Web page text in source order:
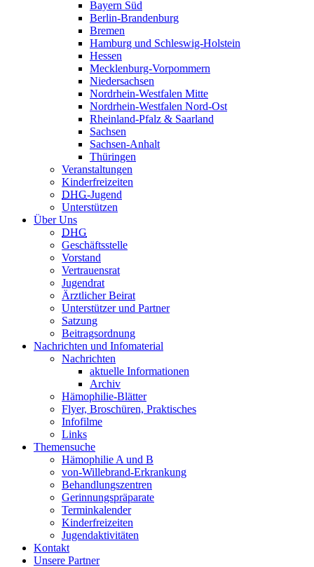
Bayern Süd
Berlin-Brandenburg
Bremen
Hamburg und Schleswig-Holstein
Hessen
Mecklenburg-Vorpommern
Niedersachsen
Nordrhein-Westfalen Mitte
Nordrhein-Westfalen Nord-Ost
Rheinland-Pfalz & Saarland
Sachsen
Sachsen-Anhalt
Thüringen
Veranstaltungen
Kinderfreizeiten
DHG-Jugend
Unterstützen
Über Uns
DHG
Geschäftsstelle
Vorstand
Vertrauensrat
Jugendrat
Ärztlicher Beirat
Unterstützer und Partner
Satzung
Beitragsordnung
Nachrichten und Infomaterial
Nachrichten
aktuelle Informationen
Archiv
Hämophilie-Blätter
Flyer, Broschüren, Praktisches
Infofilme
Links
Themensuche
Hämophilie A und B
von-Willebrand-Erkrankung
Behandlungszentren
Gerinnungspräparate
Terminkalender
Kinderfreizeiten
Jugendaktivitäten
Kontakt
Unsere Partner